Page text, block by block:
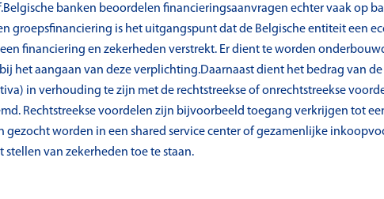
banken beoordelen financieringsaanvragen echter vaak op
groepsfinanciering is het uitgangspunt dat de Belgische entiteit een
financiering en zekerheden verstrekt. Er dient te worden
het aangaan van deze verplichting.Daarnaast dient het bedrag van de
in verhouding te zijn met de rechtstreekse of onrechtstreekse
Rechtstreekse voordelen zijn bijvoorbeeld toegang verkrijgen tot
worden in een shared service center of gezamenlijke
van zekerheden toe te staan.